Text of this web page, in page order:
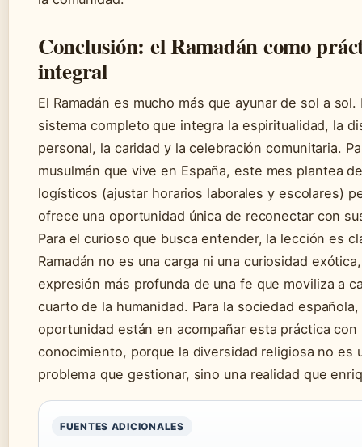
Conclusión: el Ramadán como
integral
El Ramadán es mucho más que ayunar de sol a sol.
sistema completo que integra la espiritualidad, la
personal, la caridad y la celebración comunitaria.
musulmán que vive en España, este mes plantea
logísticos (ajustar horarios laborales y escolares)
ofrece una oportunidad única de reconectar con
Para el curioso que busca entender, la lección es
Ramadán no es una carga ni una curiosidad
expresión más profunda de una fe que moviliza a
cuarto de la humanidad. Para la sociedad
oportunidad están en acompañar esta práctica
conocimiento, porque la diversidad religiosa no es
problema que gestionar, sino una realidad que
FUENTES ADICIONALES